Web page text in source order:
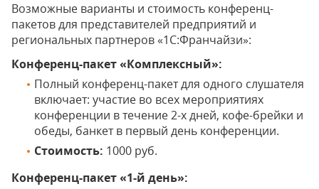
Возможные варианты и стоимость конференц-
пакетов для представителей предприятий и
региональных партнеров «1С:Франчайзи»:
Конференц-пакет «Комплексный»:
Полный конференц-пакет для одного слушателя
включает: участие во всех мероприятиях
конференции в течение 2-х дней, кофе-брейки и
обеды, банкет в первый день конференции.
Стоимость: 1000 руб.
Конференц-пакет «1-й день»: